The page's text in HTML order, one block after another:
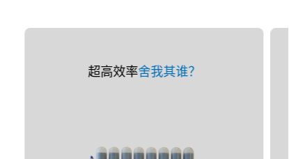
超高效率舍我其谁？